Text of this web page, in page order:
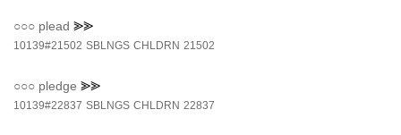
○○○ plead ⪢⪢
10139#21502 SBLNGS CHLDRN 21502
○○○ pledge ⪢⪢
10139#22837 SBLNGS CHLDRN 22837